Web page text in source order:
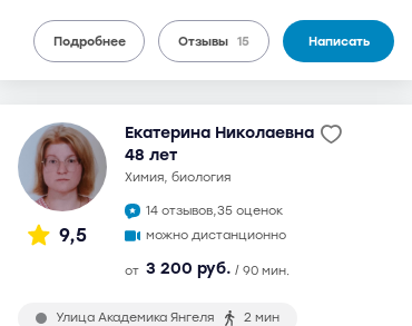
Подробнее Отзывы 15 Написать
9,5
Екатерина Николаевна
48 лет
химия, биология
14 отзывов,35 оценок
можно дистанционно
от 3 200 руб. / 90 мин.
Улица Академика Янгеля 2 мин